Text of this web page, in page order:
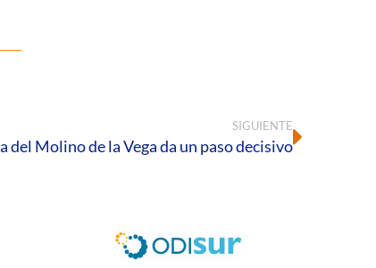
SIGUIENTE
del Molino de la Vega da un paso decisivo